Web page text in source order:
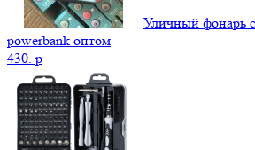
Уличный фонарь
powerbank оптом
430. p